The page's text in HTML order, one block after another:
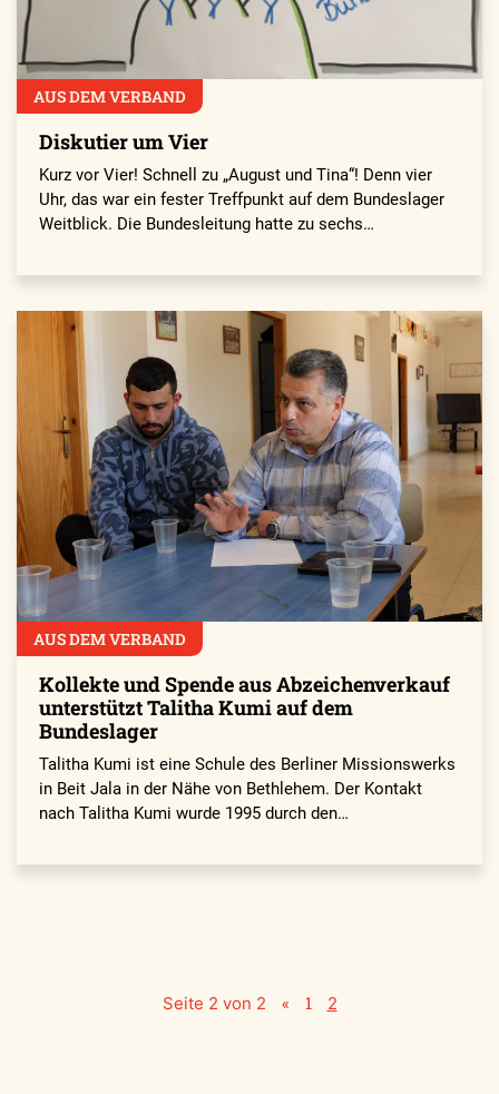
AUS DEM VERBAND
Diskutier um Vier
Kurz vor Vier! Schnell zu „August und Tina“! Denn vier
Uhr, das war ein fester Treffpunkt auf dem Bundeslager
Weitblick. Die Bundesleitung hatte zu sechs…
AUS DEM VERBAND
Kollekte und Spende aus Abzeichenverkauf
unterstützt Talitha Kumi auf dem
Bundeslager
Talitha Kumi ist eine Schule des Berliner Missionswerks
in Beit Jala in der Nähe von Bethlehem. Der Kontakt
nach Talitha Kumi wurde 1995 durch den…
Seite 2 von 2 « 1 2